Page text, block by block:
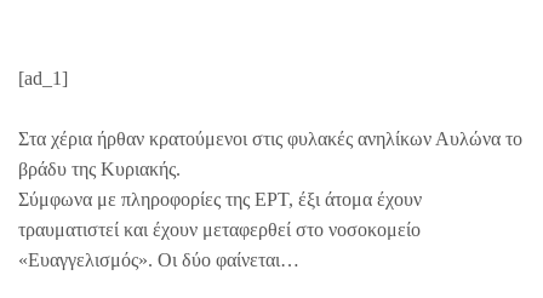
[ad_1]
Στα χέρια ήρθαν κρατούμενοι στις φυλακές ανηλίκων Αυλώνα το
βράδυ της Κυριακής.
Σύμφωνα με πληροφορίες της ΕΡΤ, έξι άτομα έχουν
τραυματιστεί και έχουν μεταφερθεί στο νοσοκομείο
«Ευαγγελισμός». Οι δύο φαίνεται…